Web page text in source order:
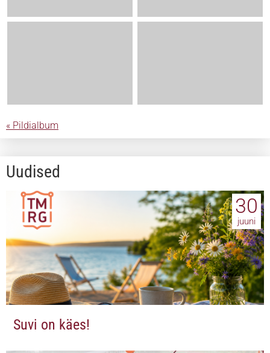
« Pildialbum
Uudised
30
juuni
Suvi on käes!